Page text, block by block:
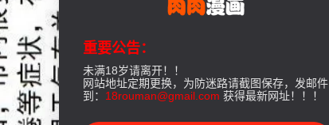
重要公告：
未满18岁请离开！！
网站地址定期更换，为防迷路请截图保存，发邮件
到： 18rouman@gmail.com 获得最新网址！！！